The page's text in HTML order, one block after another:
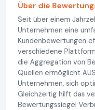
Über die
Seit über einem
Unternehmen eine
Kundenbewertungen
verschiedene
die Aggregation von
Quellen ermöglicht
Unternehmen, sich
Gleichzeitig hilft das
Bewertungssiegel